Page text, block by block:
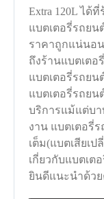
Extra 120L ได้
แบตเตอรี่รถยน
ราคาถูกแน่นอ
ถึงร้านแบตเตอ
แบตเตอรี่รถยน
แบตเตอรี่รถย
บริการแม้แต่บ
งาน แบตเตอรี่ร
เต็ม(แบตเสียเ
เกี่ยวกับแบตเตอ
ยินดีแนะนำด้วย